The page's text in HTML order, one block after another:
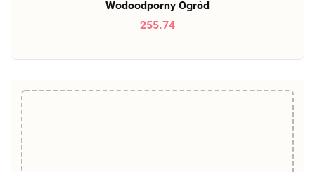
Wodoodporny Ogród
255.74